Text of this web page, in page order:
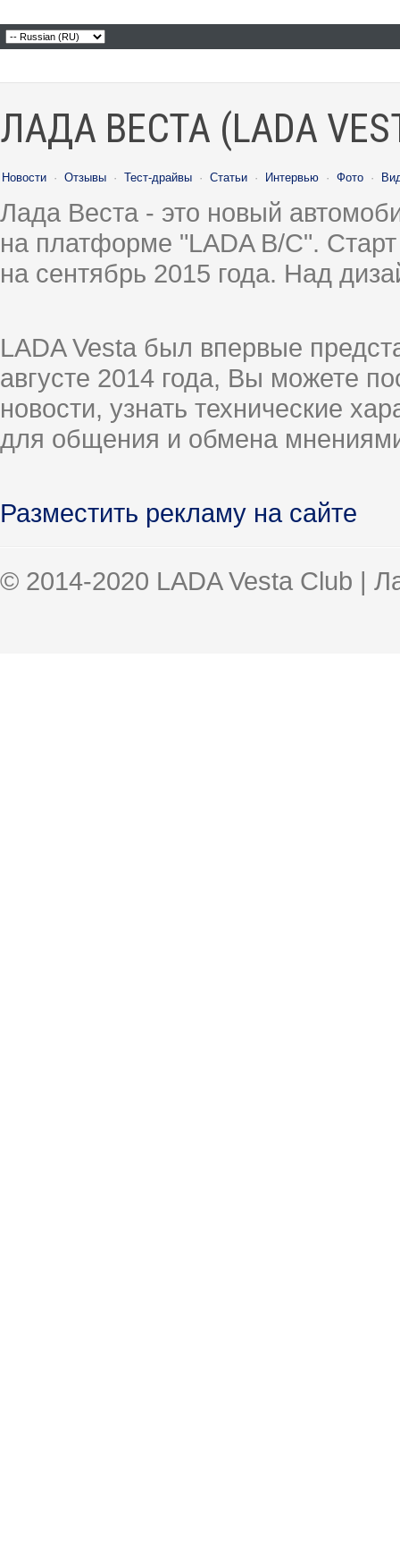
ЛАДА ВЕСТА (LADA
Новости · Отзывы · Тест-драйвы · Статьи · Интервью · Фото ·
Лада Веста - это новый
на платформе "LADA B/C".
на сентябрь 2015 года. Над
LADA Vesta был впервые
августе 2014 года, Вы можете
новости, узнать технические
для общения и обмена
Разместить рекламу на сайте
© 2014-2020 LADA Vesta Club |